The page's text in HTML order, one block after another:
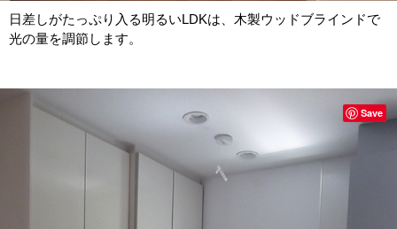
日差しがたっぷり入る明るいLDKは、木製ウッドブラインドで
光の量を調節します。
Save